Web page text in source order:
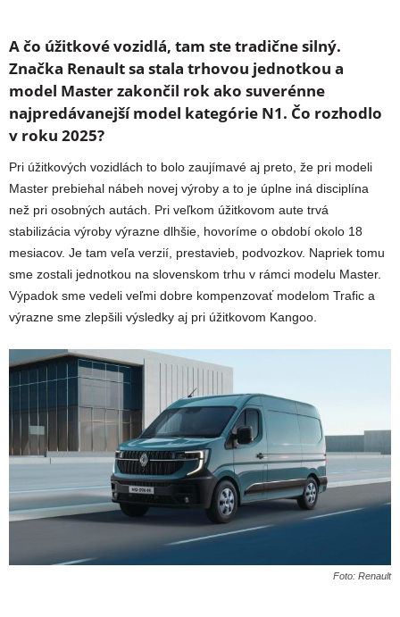
A čo úžitkové vozidlá, tam ste tradične silný.
Značka Renault sa stala trhovou jednotkou a
model Master zakončil rok ako suverénne
najpredávanejší model kategórie N1. Čo rozhodlo
v roku 2025?
Pri úžitkových vozidlách to bolo zaujímavé aj preto, že pri modeli
Master prebiehal nábeh novej výroby a to je úplne iná disciplína
než pri osobných autách. Pri veľkom úžitkovom aute trvá
stabilizácia výroby výrazne dlhšie, hovoríme o období okolo 18
mesiacov. Je tam veľa verzií, prestavieb, podvozkov. Napriek tomu
sme zostali jednotkou na slovenskom trhu v rámci modelu Master.
Výpadok sme vedeli veľmi dobre kompenzovať modelom Trafic a
výrazne sme zlepšili výsledky aj pri úžitkovom Kangoo.
Foto: Renault